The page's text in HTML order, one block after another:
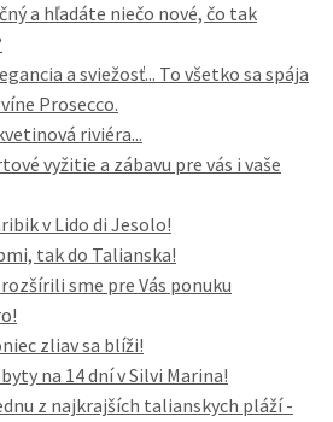
a hľadáte niečo nové, čo tak
a sviežosť... To všetko sa spája
Prosecco.
riviéra...
vyžitie a zábavu pre vás i vaše
v Lido di Jesolo!
tak do Talianska!
rozšírili sme pre Vás ponuku
zliav sa blíži!
na 14 dní v Silvi Marina!
z najkrajších talianskych pláží -